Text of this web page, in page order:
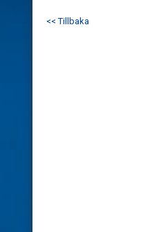
<< Tillbaka